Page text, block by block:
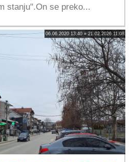
stanju".On se preko...
06.06.2020 13:40 » 21.02.2026 11:08